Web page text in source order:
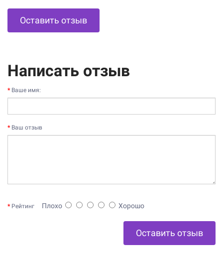
Оставить отзыв
Написать отзыв
Ваше имя:
Ваш отзыв
Рейтинг Плохо Хорошо
Оставить отзыв